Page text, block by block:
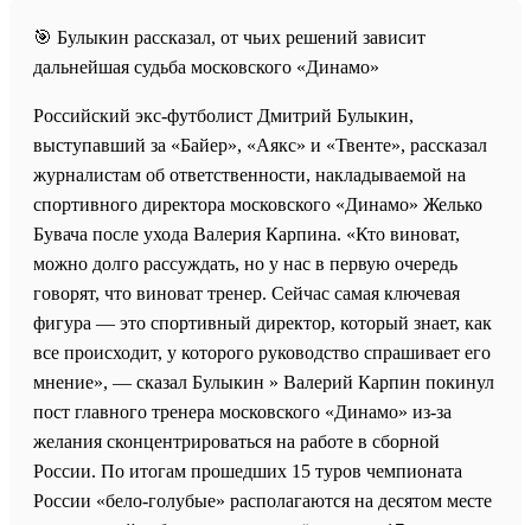
🎯 Булыкин рассказал, от чьих решений зависит
дальнейшая судьба московского «Динамо»
Российский экс-футболист Дмитрий Булыкин,
выступавший за «Байер», «Аякс» и «Твенте», рассказал
журналистам об ответственности, накладываемой на
спортивного директора московского «Динамо» Желько
Бувача после ухода Валерия Карпина. «Кто виноват,
можно долго рассуждать, но у нас в первую очередь
говорят, что виноват тренер. Сейчас самая ключевая
фигура — это спортивный директор, который знает, как
все происходит, у которого руководство спрашивает его
мнение», — сказал Булыкин » Валерий Карпин покинул
пост главного тренера московского «Динамо» из-за
желания сконцентрироваться на работе в сборной
России. По итогам прошедших 15 туров чемпионата
России «бело-голубые» располагаются на десятом месте